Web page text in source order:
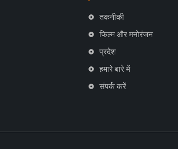
तकनीकी
फिल्म और मनोरंजन
प्रदेश
हमारे बारे में
संपर्क करें